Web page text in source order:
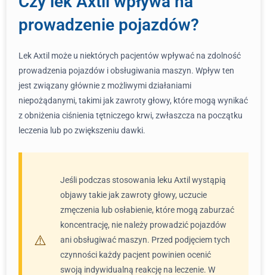
prowadzenie pojazdów?
Lek Axtil może u niektórych pacjentów wpływać na zdolność
prowadzenia pojazdów i obsługiwania maszyn. Wpływ ten
jest związany głównie z możliwymi działaniami
niepożądanymi, takimi jak zawroty głowy, które mogą wynikać
z obniżenia ciśnienia tętniczego krwi, zwłaszcza na początku
leczenia lub po zwiększeniu dawki.
Jeśli podczas stosowania leku Axtil wystąpią
objawy takie jak zawroty głowy, uczucie
zmęczenia lub osłabienie, które mogą zaburzać
koncentrację, nie należy prowadzić pojazdów
ani obsługiwać maszyn. Przed podjęciem tych
czynności każdy pacjent powinien ocenić
swoją indywidualną reakcję na leczenie. W